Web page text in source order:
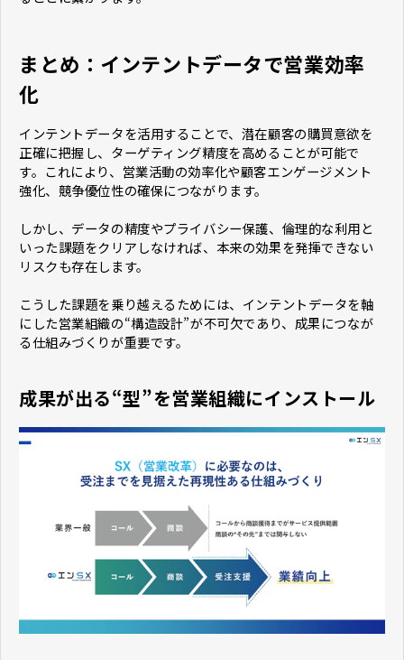
まとめ：インテントデータで営業効率
化
インテントデータを活用することで、潜在顧客の購買意欲を
正確に把握し、ターゲティング精度を高めることが可能で
す。これにより、営業活動の効率化や顧客エンゲージメント
強化、競争優位性の確保につながります。
しかし、データの精度やプライバシー保護、倫理的な利用と
いった課題をクリアしなければ、本来の効果を発揮できない
リスクも存在します。
こうした課題を乗り越えるためには、インテントデータを軸
にした営業組織の“構造設計”が不可欠であり、成果につなが
る仕組みづくりが重要です。
成果が出る“型”を営業組織にインストール